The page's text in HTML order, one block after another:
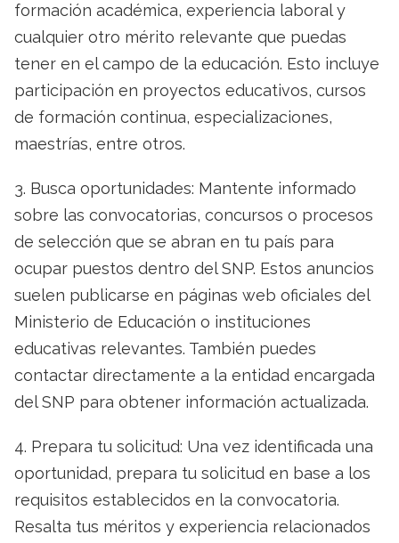
formación académica, experiencia laboral y
cualquier otro mérito relevante que puedas
tener en el campo de la educación. Esto incluye
participación en proyectos educativos, cursos
de formación continua, especializaciones,
maestrías, entre otros.
3. Busca oportunidades: Mantente informado
sobre las convocatorias, concursos o procesos
de selección que se abran en tu país para
ocupar puestos dentro del SNP. Estos anuncios
suelen publicarse en páginas web oficiales del
Ministerio de Educación o instituciones
educativas relevantes. También puedes
contactar directamente a la entidad encargada
del SNP para obtener información actualizada.
4. Prepara tu solicitud: Una vez identificada una
oportunidad, prepara tu solicitud en base a los
requisitos establecidos en la convocatoria.
Resalta tus méritos y experiencia relacionados